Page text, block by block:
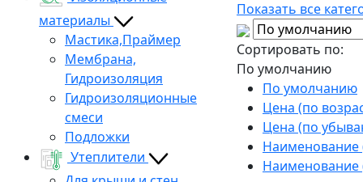
материалы
Мастика,Праймер
Мембрана,
Гидроизоляция
Гидроизоляционные
смеси
Подложки
Утеплители
Показать все
Сортировать по:
По умолчанию
По умолчанию
Цена (по
Цена (по
Наименование
Наименование